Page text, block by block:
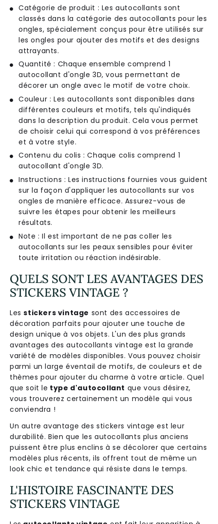
Catégorie de produit : Les autocollants sont
classés dans la catégorie des autocollants pour les
ongles, spécialement conçus pour être utilisés sur
les ongles pour ajouter des motifs et des designs
attrayants.
Quantité : Chaque ensemble comprend 1
autocollant d'ongle 3D, vous permettant de
décorer un ongle avec le motif de votre choix.
Couleur : Les autocollants sont disponibles dans
différentes couleurs et motifs, tels qu'indiqués
dans la description du produit. Cela vous permet
de choisir celui qui correspond à vos préférences
et à votre style.
Contenu du colis : Chaque colis comprend 1
autocollant d'ongle 3D.
Instructions : Les instructions fournies vous guident
sur la façon d'appliquer les autocollants sur vos
ongles de manière efficace. Assurez-vous de
suivre les étapes pour obtenir les meilleurs
résultats.
Note : Il est important de ne pas coller les
autocollants sur les peaux sensibles pour éviter
toute irritation ou réaction indésirable.
QUELS SONT LES AVANTAGES DES
STICKERS VINTAGE ?
Les stickers vintage sont des accessoires de
décoration parfaits pour ajouter une touche de
design unique à vos objets. L'un des plus grands
avantages des autocollants vintage est la grande
variété de modèles disponibles. Vous pouvez choisir
parmi un large éventail de motifs, de couleurs et de
thèmes pour ajouter du charme à votre article. Quel
que soit le type d'autocollant que vous désirez,
vous trouverez certainement un modèle qui vous
conviendra !
Un autre avantage des stickers vintage est leur
durabilité. Bien que les autocollants plus anciens
puissent être plus enclins à se décolorer que certains
modèles plus récents, ils offrent tout de même un
look chic et tendance qui résiste dans le temps.
L'HISTOIRE FASCINANTE DES
STICKERS VINTAGE